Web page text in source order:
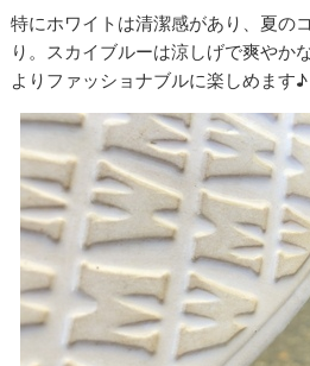
特にホワイトは清潔感があり、夏の
り。スカイブルーは涼しげで爽やか
よりファッショナブルに楽しめます♪